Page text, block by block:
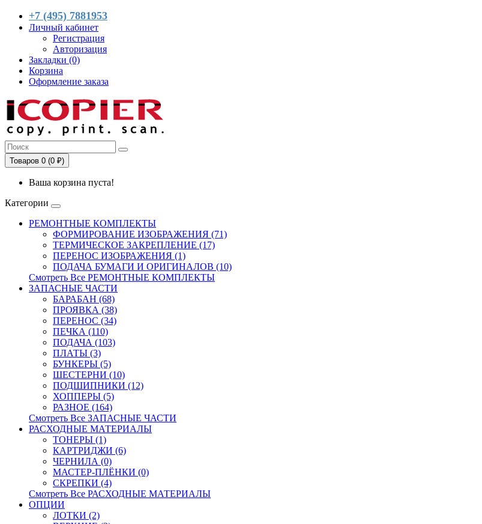
+7 (495) 7881953
Личный кабинет
Регистрация
Авторизация
Закладки (0)
Корзина
Оформление заказа
Товаров 0 (0 ₽)
Ваша корзина пуста!
Категории
РЕМОНТНЫЕ КОМПЛЕКТЫ
ФОРМИРОВАНИЕ ИЗОБРАЖЕНИЯ (71)
ТЕРМИЧЕСКОЕ ЗАКРЕПЛЕНИЕ (17)
ПЕРЕНОС ИЗОБРАЖЕНИЯ (1)
ПОДАЧА БУМАГИ И ОРИГИНАЛОВ (10)
Смотреть Все РЕМОНТНЫЕ КОМПЛЕКТЫ
ЗАПАСНЫЕ ЧАСТИ
БАРАБАН (68)
ПРОЯВКА (38)
ПЕРЕНОС (34)
ПЕЧКА (110)
ПОДАЧА (103)
ПЛАТЫ (3)
БУНКЕРЫ (5)
ШЕСТЕРНИ (10)
ПОДШИПНИКИ (12)
ХОППЕРЫ (5)
РАЗНОЕ (164)
Смотреть Все ЗАПАСНЫЕ ЧАСТИ
РАСХОДНЫЕ МАТЕРИАЛЫ
ТОНЕРЫ (1)
КАРТРИДЖИ (6)
ЧЕРНИЛА (0)
МАСТЕР-ПЛЁНКИ (0)
СКРЕПКИ (4)
Смотреть Все РАСХОДНЫЕ МАТЕРИАЛЫ
ОПЦИИ
ЛОТКИ (2)